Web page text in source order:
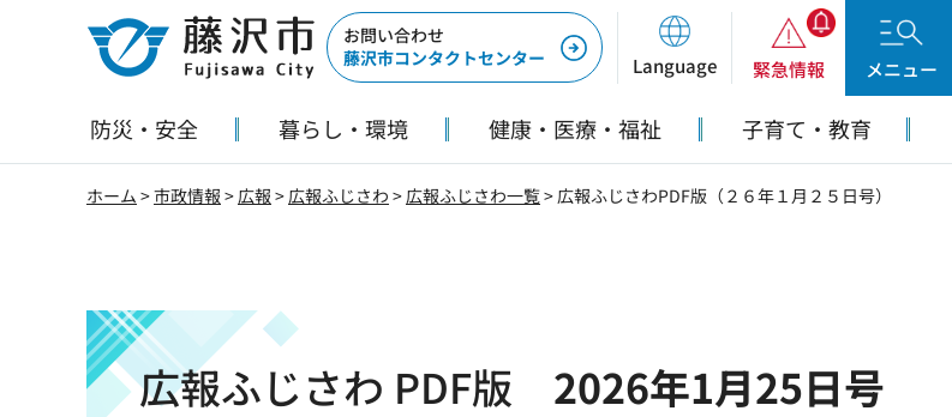
藤沢市
お問い合わせ
藤沢市コンタクトセンター
Language 緊急情報 メニュー
防災・安全 暮らし・環境 健康・医療・福祉 子育て・教育
ホーム >市政情報 >広報 >広報ふじさわ >広報ふじさわ一覧> 広報ふじさわPDF版（２６年１月２５日号）
広報ふじさわ PDF版 2026年1月25日号